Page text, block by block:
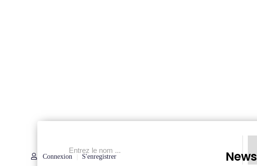
Connexion S'enregistrer News